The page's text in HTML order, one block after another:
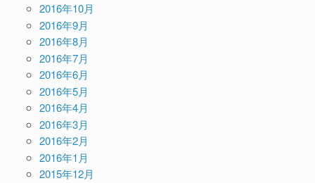
2016年10月
2016年9月
2016年8月
2016年7月
2016年6月
2016年5月
2016年4月
2016年3月
2016年2月
2016年1月
2015年12月